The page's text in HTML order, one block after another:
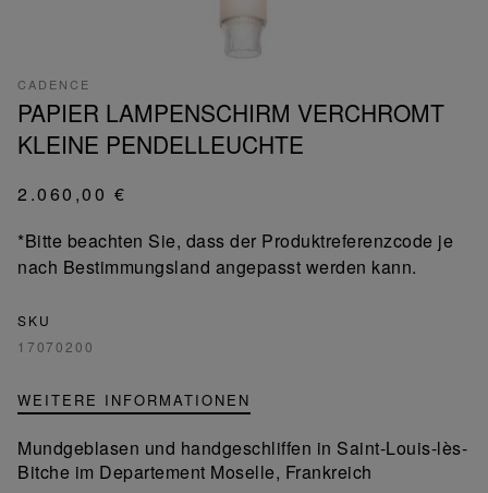
CADENCE
PAPIER LAMPENSCHIRM VERCHROMT
KLEINE PENDELLEUCHTE
2.060,00 €
*Bitte beachten Sie, dass der Produktreferenzcode je
nach Bestimmungsland angepasst werden kann.
SKU
17070200
WEITERE INFORMATIONEN
Mundgeblasen und handgeschliffen in Saint-Louis-lès-
Bitche im Departement Moselle, Frankreich